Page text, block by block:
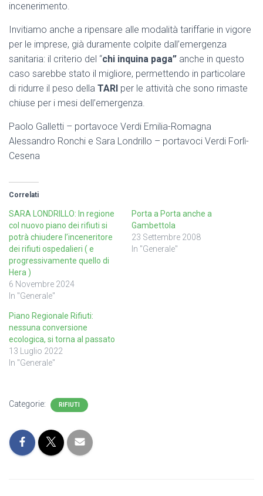
incenerimento.
Invitiamo anche a ripensare alle modalità tariffarie in vigore
per le imprese, già duramente colpite dall’emergenza
sanitaria: il criterio del “chi inquina paga” anche in questo
caso sarebbe stato il migliore, permettendo in particolare
di ridurre il peso della TARI per le attività che sono rimaste
chiuse per i mesi dell’emergenza.
Paolo Galletti – portavoce Verdi Emilia-Romagna
Alessandro Ronchi e Sara Londrillo – portavoci Verdi Forlì-
Cesena
Correlati
SARA LONDRILLO: In regione
col nuovo piano dei rifiuti si
potrà chiudere l’inceneritore
dei rifiuti ospedalieri ( e
progressivamente quello di
Hera )
6 Novembre 2024
In "Generale"
Porta a Porta anche a
Gambettola
23 Settembre 2008
In "Generale"
Piano Regionale Rifiuti:
nessuna conversione
ecologica, si torna al passato
13 Luglio 2022
In "Generale"
Categorie: RIFIUTI